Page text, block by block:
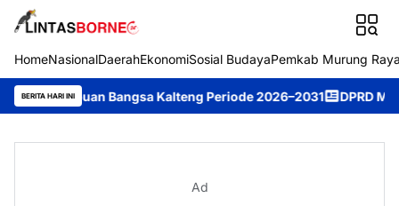
HomeNasionalDaerahEkonomiSosial BudayaPemkab Murung
BERITA HARI INI
Bangsa Kalteng Periode 2026–2031 DPRD Murung Raya
Ad